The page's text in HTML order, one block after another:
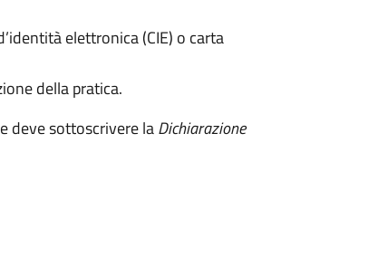
elettronica (CIE) o carta
della pratica.
deve sottoscrivere laDichiarazione